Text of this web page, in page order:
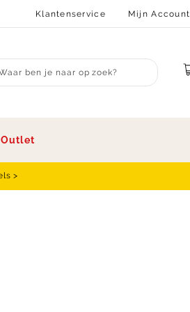
Klantenservice Mijn Account
search
Outlet
>